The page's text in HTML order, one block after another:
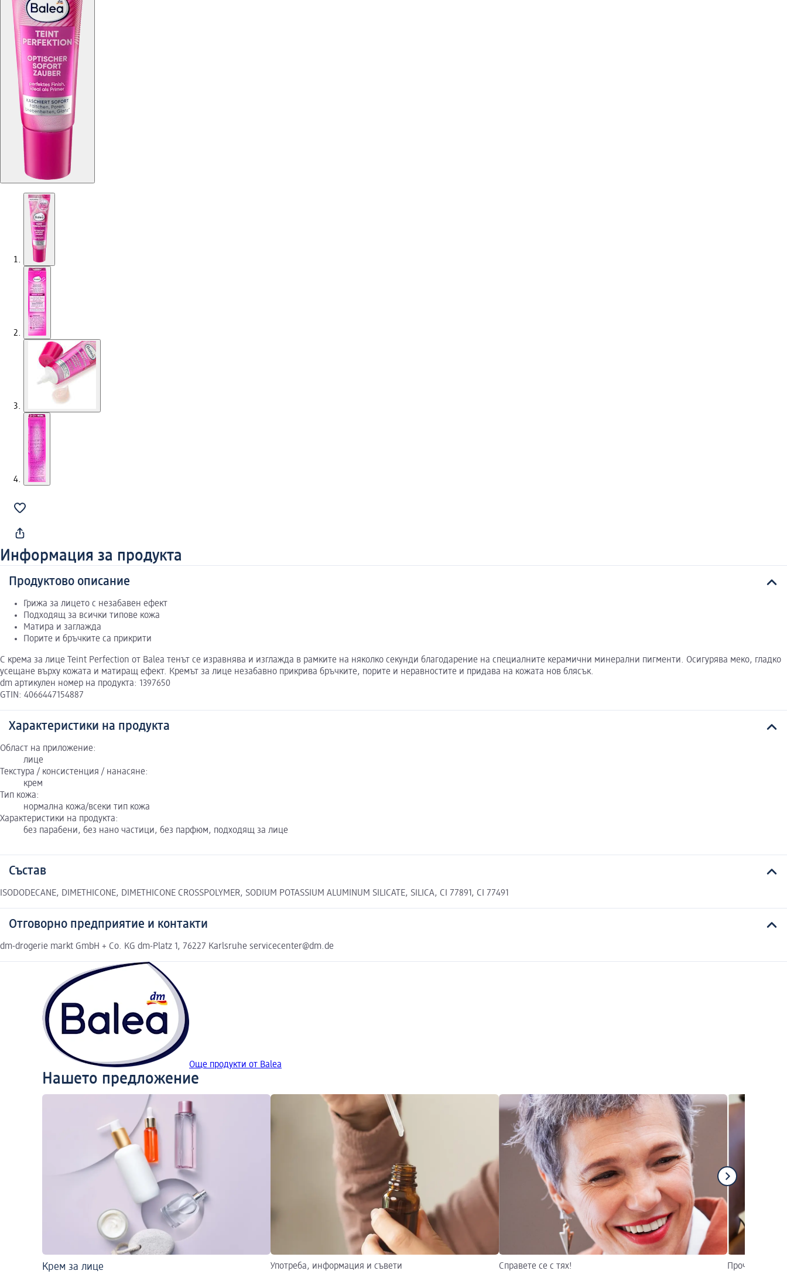
Информация за продукта
Продуктово описание
Грижа за лицето с незабавен ефект
Подходящ за всички типове кожа
Матира и заглажда
Порите и бръчките са прикрити
С крема за лице Teint Perfection от Balea тенът се изравнява и изглажда в рамките на няколко секунди благодарение на специалните керамични минерални пигменти. Осигурява меко, гладко
усещане върху кожата и матиращ ефект. Кремът за лице незабавно прикрива бръчките, порите и неравностите и придава на кожата нов блясък.
dm артикулен номер на продукта: 1397650
GTIN: 4066447154887
Характеристики на продукта
Област на приложение:
лице
Текстура / консистенция / нанасяне:
крем
Тип кожа:
нормална кожа/всеки тип кожа
Характеристики на продукта:
без парабени, без нано частици, без парфюм, подходящ за лице
Състав
ISODODECANE, DIMETHICONE, DIMETHICONE CROSSPOLYMER, SODIUM POTASSIUM ALUMINUM SILICATE, SILICA, CI 77891, CI 77491
Отговорно предприятие и контакти
dm-drogerie markt GmbH + Co. KG dm-Platz 1, 76227 Karlsruhe servicecenter@dm.de
Още продукти от Balea
Нашето предложение
Крем за лице Употреба, информация и съвети Справете се с тях! Прочетете тук